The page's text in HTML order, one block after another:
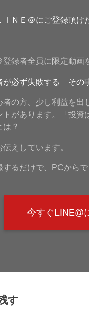
ＩＮＥ＠にご登録頂
録者全員に限定動画
が必ず失敗する その
者の方、少し利益を
トがあります。「投資
？
えしています。
するだけで、PCから
今すぐLINE@
す